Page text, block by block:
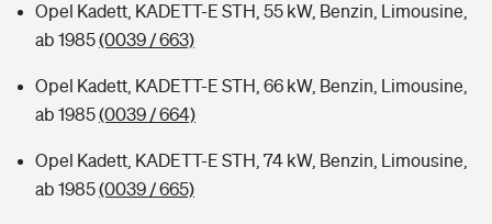
Opel Kadett, KADETT-E STH, 55 kW, Benzin, Limousine,
ab 1985(0039 / 663)
Opel Kadett, KADETT-E STH, 66 kW, Benzin, Limousine,
ab 1985(0039 / 664)
Opel Kadett, KADETT-E STH, 74 kW, Benzin, Limousine,
ab 1985(0039 / 665)